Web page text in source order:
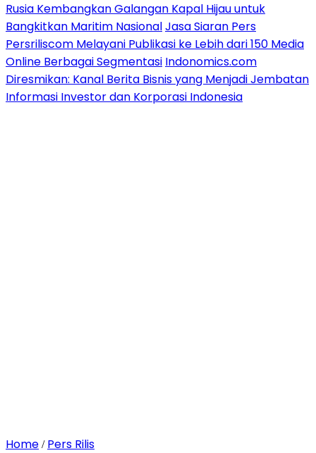
Rusia Kembangkan Galangan Kapal Hijau untuk
Bangkitkan Maritim NasionalJasa Siaran Pers
Persriliscom Melayani Publikasi ke Lebih dari 150 Media
Online Berbagai Segmentasi Indonomics.com
Diresmikan: Kanal Berita Bisnis yang Menjadi Jembatan
Informasi Investor dan Korporasi Indonesia
Home / Pers Rilis